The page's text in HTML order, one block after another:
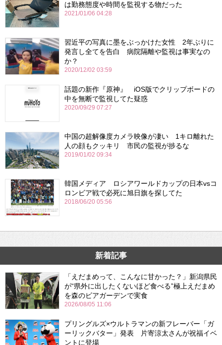
は勤務態度や時間を監視する物だった
2021/01/06 04:28
習近平の写真に墨をぶっかけた女性 2年ぶりに
発言し全てを告白 病院隔離や監視は事実なの
か？
2020/12/02 03:59
話題の新作『原神』 iOS版でクリップボードの
中を無断で監視してた疑惑
2020/09/29 07:27
中国の超解像度カメラ映像が凄い 1キロ離れた
人の顔もクッキリ 市民の監視が捗るな
2019/01/02 09:34
韓国メディア ロシアワールドカップの日本vsコ
ロンビア戦で必死に旭日旗を探してた
2018/06/20 05:56
新着記事
「えだまめって、こんなに甘かった？」新潟県民
が“県外に出したくないほど食べる”極上えだまめ
を森のビアガーデンで実食
2026/08/05 11:06
プリングルズ×ウルトラマンの新フレーバー「ガ
ーリックバター」発表 片寄涼太さんが祝福イベ
ントに登場